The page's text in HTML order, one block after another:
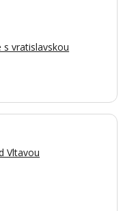
vratislavskou
Vltavou